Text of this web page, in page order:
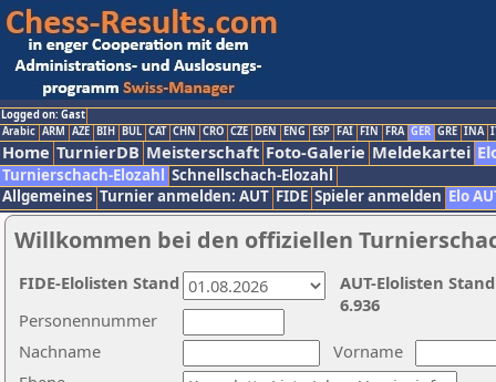
Logged on: Gast
Arabic ARM AZE BIH BUL CAT CHN CRO CZE DEN ENG ESP FAI FIN FRA GER GRE INA
Home TurnierDB Meisterschaft Foto-Galerie Meldekartei
Turnierschach-Elozahl Schnellschach-Elozahl
Allgemeines Turnier anmelden: AUT FIDE Spieler anmelden Elo
Willkommen bei den offiziellen
Nachname
Vorname
Personennummer
AUT-Elolisten
6.936
FIDE-Elolisten Stand